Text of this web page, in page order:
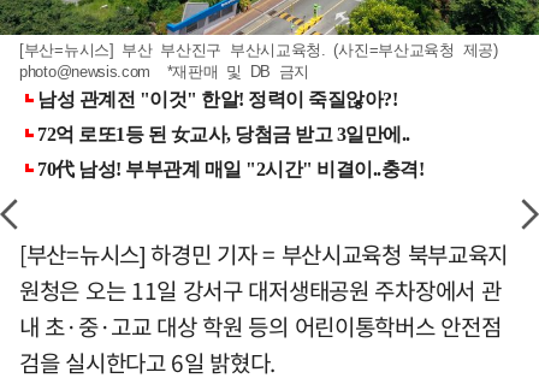
[부산=뉴시스] 부산 부산진구 부산시교육청. (사진=부산교육청 제공)
photo@newsis.com *재판매 및 DB 금지
[부산=뉴시스] 하경민 기자 = 부산시교육청 북부교육지
원청은 오는 11일 강서구 대저생태공원 주차장에서 관
내 초·중·고교 대상 학원 등의 어린이통학버스 안전점
검을 실시한다고 6일 밝혔다.